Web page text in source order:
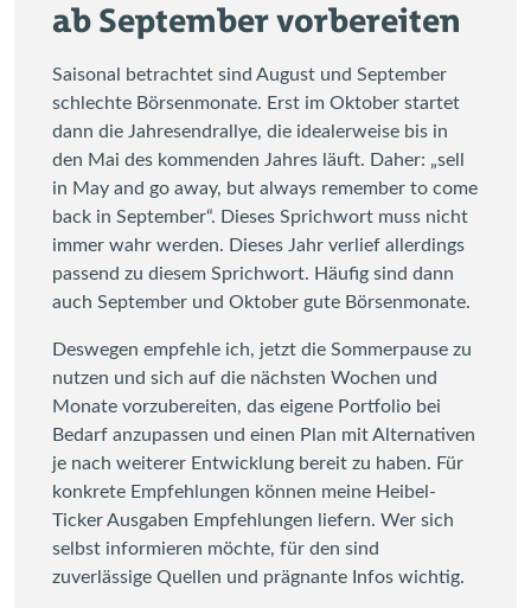
ab September vorbereiten
Saisonal betrachtet sind August und September
schlechte Börsenmonate. Erst im Oktober startet
dann die Jahresendrallye, die idealerweise bis in
den Mai des kommenden Jahres läuft. Daher: „sell
in May and go away, but always remember to come
back in September“. Dieses Sprichwort muss nicht
immer wahr werden. Dieses Jahr verlief allerdings
passend zu diesem Sprichwort. Häufig sind dann
auch September und Oktober gute Börsenmonate.
Deswegen empfehle ich, jetzt die Sommerpause zu
nutzen und sich auf die nächsten Wochen und
Monate vorzubereiten, das eigene Portfolio bei
Bedarf anzupassen und einen Plan mit Alternativen
je nach weiterer Entwicklung bereit zu haben. Für
konkrete Empfehlungen können meine Heibel-
Ticker Ausgaben Empfehlungen liefern. Wer sich
selbst informieren möchte, für den sind
zuverlässige Quellen und prägnante Infos wichtig.